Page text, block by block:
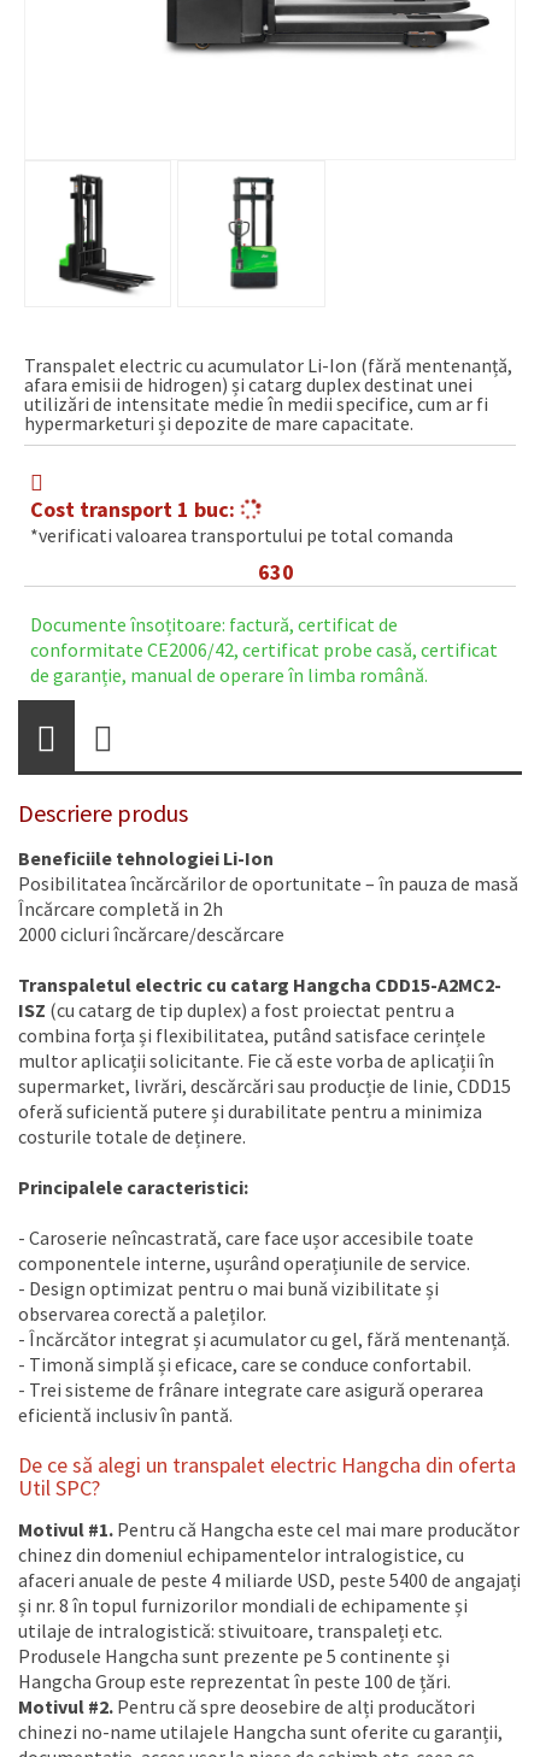
Transpalet electric cu acumulator Li-Ion (fără mentenanță,
afara emisii de hidrogen) și catarg duplex destinat unei
utilizări de intensitate medie în medii specifice, cum ar fi
hypermarketuri și depozite de mare capacitate.
Cost transport 1 buc:
*verificati valoarea transportului pe total comanda
630
Documente însoțitoare: factură, certificat de
conformitate CE2006/42, certificat probe casă, certificat
de garanție, manual de operare în limba română.
Descriere produs
Beneficiile tehnologiei Li-Ion
Posibilitatea încărcărilor de oportunitate – în pauza de masă
Încărcare completă in 2h
2000 cicluri încărcare/descărcare
Transpaletul electric cu catarg Hangcha CDD15-A2MC2-
ISZ (cu catarg de tip duplex) a fost proiectat pentru a
combina forța și flexibilitatea, putând satisface cerințele
multor aplicații solicitante. Fie că este vorba de aplicații în
supermarket, livrări, descărcări sau producție de linie, CDD15
oferă suficientă putere și durabilitate pentru a minimiza
costurile totale de deținere.
Principalele caracteristici:
- Caroserie neîncastrată, care face ușor accesibile toate
componentele interne, ușurând operațiunile de service.
- Design optimizat pentru o mai bună vizibilitate și
observarea corectă a paleților.
- Încărcător integrat și acumulator cu gel, fără mentenanță.
- Timonă simplă și eficace, care se conduce confortabil.
- Trei sisteme de frânare integrate care asigură operarea
eficientă inclusiv în pantă.
De ce să alegi un transpalet electric Hangcha din oferta
Util SPC?
Motivul #1. Pentru că Hangcha este cel mai mare producător
chinez din domeniul echipamentelor intralogistice, cu
afaceri anuale de peste 4 miliarde USD, peste 5400 de angajați
și nr. 8 în topul furnizorilor mondiali de echipamente și
utilaje de intralogistică: stivuitoare, transpaleți etc.
Produsele Hangcha sunt prezente pe 5 continente și
Hangcha Group este reprezentat în peste 100 de țări.
Motivul #2. Pentru că spre deosebire de alți producători
chinezi no-name utilajele Hangcha sunt oferite cu garanții,